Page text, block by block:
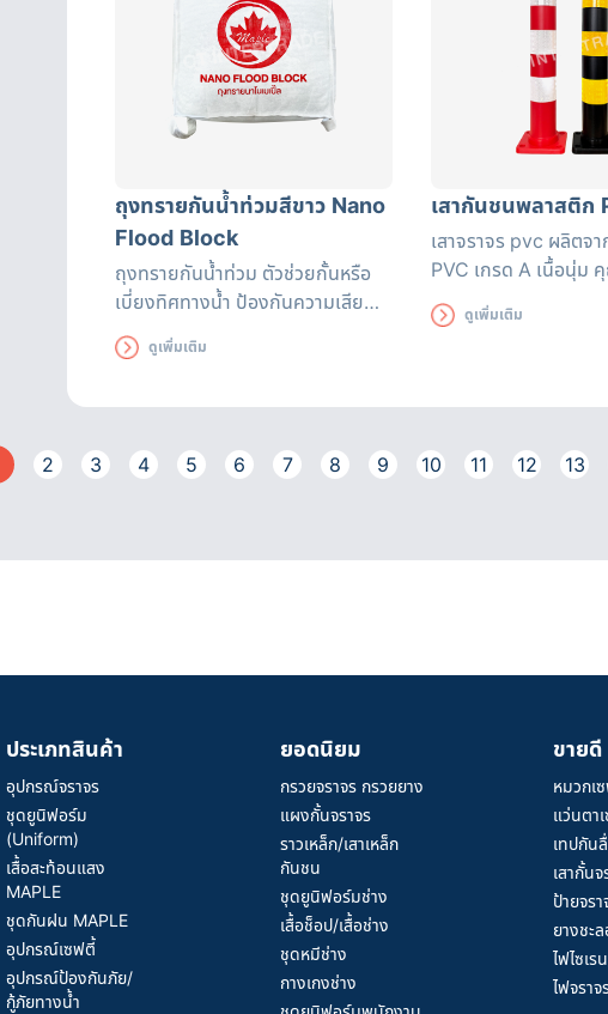
ถุงทรายกันน้ำท่วมสีขาว Nano
Flood Block
ถุงทรายกันน้ำท่วม ตัวช่วยกั้นหรือ
เบี่ยงทิศทางน้ำ ป้องกันความเสีย
หายที่อาจเกิดขึ้น สามารถใช้ได้นาน
ถึง 3 เดือน ถุงทรายดูดซับน้ำได้
ดูเพิ่มเติม
เสากันชนพลาสติก
เสาจราจร pvc ผลิตจ
PVC เกรด A เนื้อนุ่ม
เยี่ยม ผสมกับสีสะท้อนแ
ป้องกันรังสี UV สีส้มสด
ดูเพิ่มเติม
2 3 4 5 6 7 8 9 10 11 12 13
ประเภทสินค้า
อุปกรณ์จราจร
ชุดยูนิฟอร์ม
(Uniform)
เสื้อสะท้อนแสง
MAPLE
ชุดกันฝน MAPLE
อุปกรณ์เซฟตี้
อุปกรณ์ป้องกันภัย/
กู้ภัยทางน้ำ
ยอดนิยม
กรวยจราจร กรวยยาง
แผงกั้นจราจร
ราวเหล็ก/เสาเหล็ก
กันชน
ชุดยูนิฟอร์มช่าง
เสื้อช็อป/เสื้อช่าง
ชุดหมีช่าง
กางเกงช่าง
ขายดี
หมวกเ
แว่นตา
เทปกัน
เสากั้น
ป้ายจร
ยางชะ
ไฟไซเ
ไฟจรา